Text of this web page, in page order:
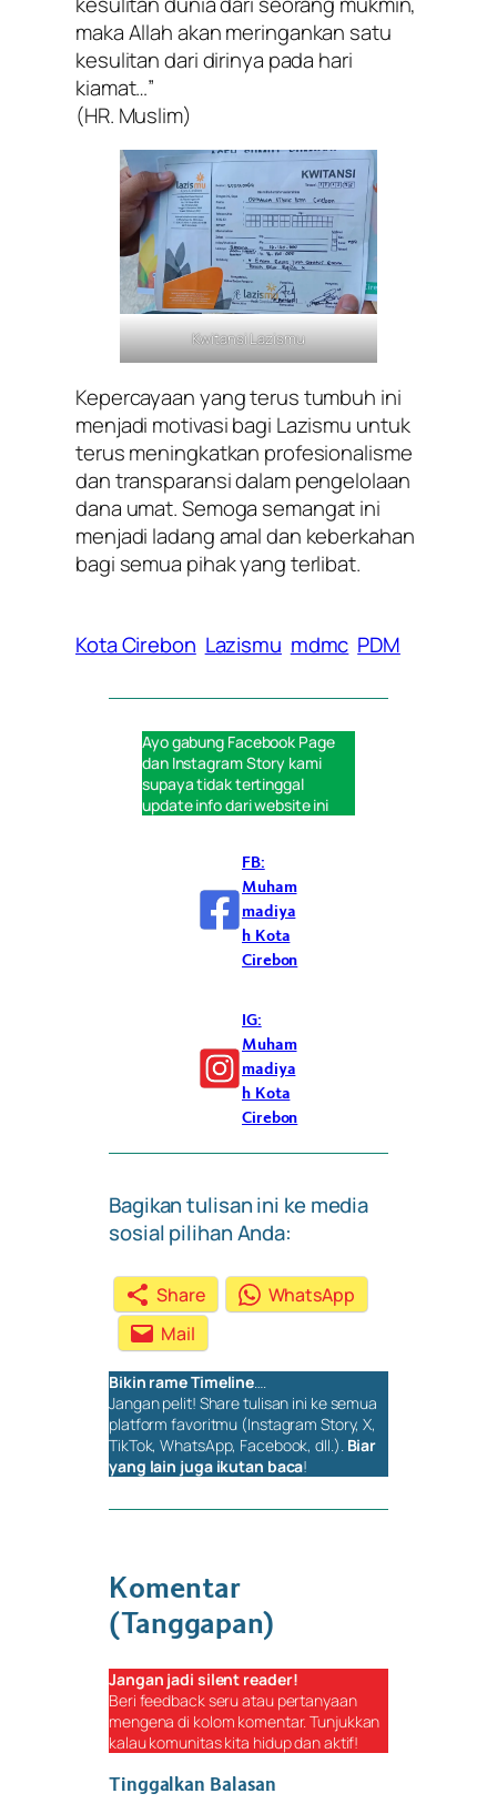
maka Allah akan meringankan satu
kesulitan dari dirinya pada hari
kiamat…”
(HR. Muslim)
Kwitansi Lazismu
Kepercayaan yang terus tumbuh ini
menjadi motivasi bagi Lazismu untuk
terus meningkatkan profesionalisme
dan transparansi dalam pengelolaan
dana umat. Semoga semangat ini
menjadi ladang amal dan keberkahan
bagi semua pihak yang terlibat.
Kota Cirebon Lazismu mdmc PDM
Ayo gabung Facebook Page
dan Instagram Story kami
supaya tidak tertinggal
update info dari website ini
FB:
Muham
madiya
h Kota
Cirebon
IG:
Muham
madiya
h Kota
Cirebon
Bagikan tulisan ini ke media
sosial pilihan Anda:
Share
WhatsApp
Mail
Bikin rameTimeline….
Jangan pelit! Sharetulisan ini ke semua
platform favoritmu (Instagram Story, X,
TikTok, WhatsApp, Facebook, dll.). Biar
yang lain juga ikutan baca!
Komentar
(Tanggapan)
Jangan jadi silent reader!
Beri feedbackseru atau pertanyaan
mengena di kolom komentar. Tunjukkan
kalau komunitas kita hidup dan aktif!
Tinggalkan Balasan